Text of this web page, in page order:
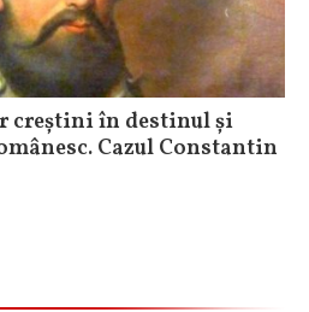
creștini în destinul și
Cazul Constantin